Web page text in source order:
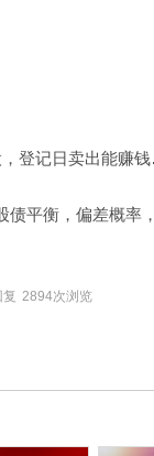
配债
2894次浏览